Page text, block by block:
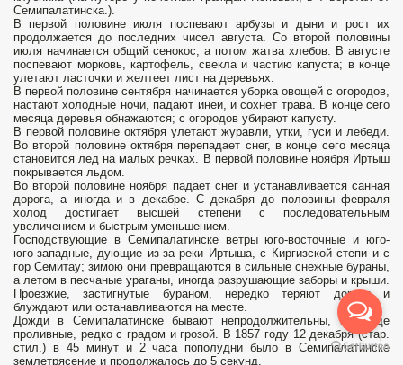
Семипалатинска.).
В первой половине июля поспевают арбузы и дыни и рост их
продолжается до последних чисел августа. Со второй половины
июля начинается общий сенокос, а потом жатва хлебов. В августе
поспевают морковь, картофель, свекла и частию капуста; в конце
улетают ласточки и желтеет лист на деревьях.
В первой половине сентября начинается уборка овощей с огородов,
настают холодные ночи, падают инеи, и сохнет трава. В конце сего
месяца деревья обнажаются; с огородов убирают капусту.
В первой половине октября улетают журавли, утки, гуси и лебеди.
Во второй половине октября перепадает снег, в конце сего месяца
становится лед на малых речках. В первой половине ноября Иртыш
покрывается льдом.
Во второй половине ноября падает снег и устанавливается санная
дорога, а иногда и в декабре. С декабря до половины февраля
холод достигает высшей степени с последовательным
увеличением и быстрым уменьшением.
Господствующие в Семипалатинске ветры юго-восточные и юго-
юго-западные, дующие из-за реки Иртыша, с Киргизской степи и с
гор Семитау; зимою они превращаются в сильные снежные бураны,
а летом в песчаные ураганы, иногда разрушающие заборы и крыши.
Проезжие, застигнутые бураном, нередко теряют дорогу и
блуждают или останавливаются на месте.
Дожди в Семипалатинске бывают непродолжительны, но чаще
проливные, редко с градом и грозой. В 1857 году 12 декабря (стар.
стил.) в 45 минут и 2 часа пополудни было в Семипалатинске
землетрясение и продолжалось до 5 секунд.